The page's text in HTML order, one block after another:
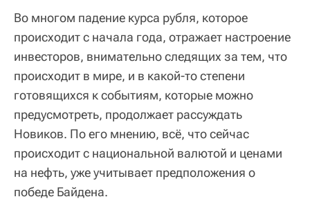
Во многом падение курса рубля, которое
происходит с начала года, отражает настроение
инвесторов, внимательно следящих за тем, что
происходит в мире, и в какой-то степени
готовящихся к событиям, которые можно
предусмотреть, продолжает рассуждать
Новиков. По его мнению, всё, что сейчас
происходит с национальной валютой и ценами
на нефть, уже учитывает предположения о
победе Байдена.